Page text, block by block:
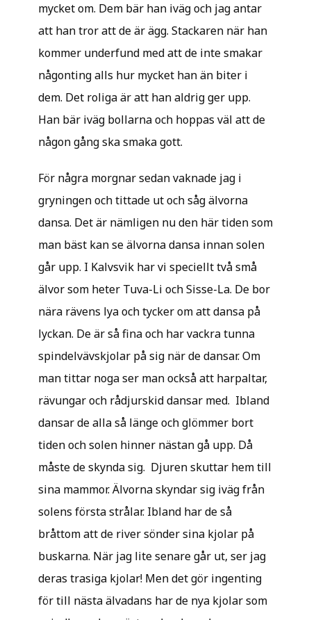
mycket om. Dem bär han iväg och jag antar
att han tror att de är ägg. Stackaren när han
kommer underfund med att de inte smakar
någonting alls hur mycket han än biter i
dem. Det roliga är att han aldrig ger upp.
Han bär iväg bollarna och hoppas väl att de
någon gång ska smaka gott.
För några morgnar sedan vaknade jag i
gryningen och tittade ut och såg älvorna
dansa. Det är nämligen nu den här tiden som
man bäst kan se älvorna dansa innan solen
går upp. I Kalvsvik har vi speciellt två små
älvor som heter Tuva-Li och Sisse-La. De bor
nära rävens lya och tycker om att dansa på
lyckan. De är så fina och har vackra tunna
spindelvävskjolar på sig när de dansar. Om
man tittar noga ser man också att harpaltar,
rävungar och rådjurskid dansar med. Ibland
dansar de alla så länge och glömmer bort
tiden och solen hinner nästan gå upp. Då
måste de skynda sig. Djuren skuttar hem till
sina mammor. Älvorna skyndar sig iväg från
solens första strålar. Ibland har de så
bråttom att de river sönder sina kjolar på
buskarna. När jag lite senare går ut, ser jag
deras trasiga kjolar! Men det gör ingenting
för till nästa älvadans har de nya kjolar som